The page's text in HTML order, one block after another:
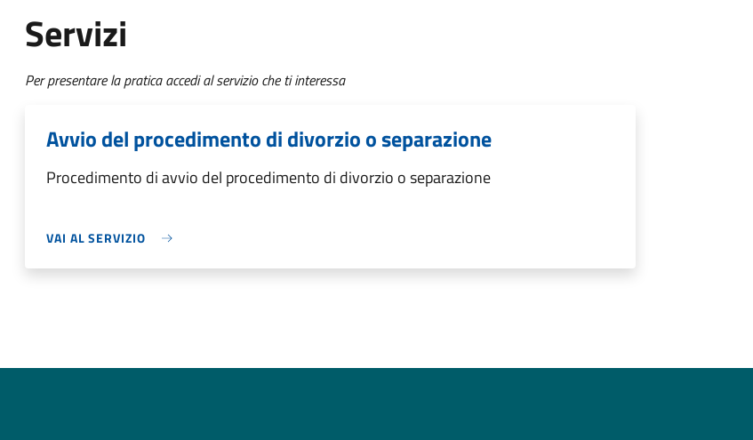
Servizi
Per presentare la pratica accedi al servizio che ti interessa
Avvio del procedimento di divorzio o separazione
Procedimento di avvio del procedimento di divorzio o separazione
VAI AL SERVIZIO